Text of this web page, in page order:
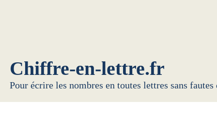
Chiffre-en-lettre.fr
Pour écrire les nombres en toutes lettres sans